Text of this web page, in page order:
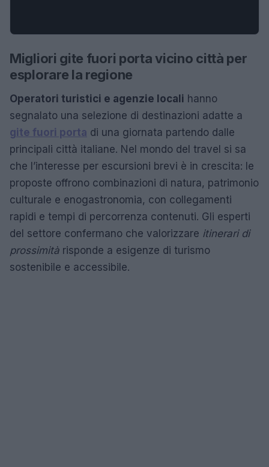
Migliori gite fuori porta vicino città per
esplorare la regione
Operatori turistici e agenzie locali hanno
segnalato una selezione di destinazioni adatte a
gite fuori porta di una giornata partendo dalle
principali città italiane. Nel mondo del travel si sa
che l’interesse per escursioni brevi è in crescita: le
proposte offrono combinazioni di natura, patrimonio
culturale e enogastronomia, con collegamenti
rapidi e tempi di percorrenza contenuti. Gli esperti
del settore confermano che valorizzare itinerari di
prossimità risponde a esigenze di turismo
sostenibile e accessibile.